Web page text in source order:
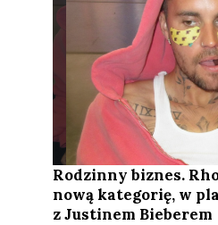
Rodzinny biznes.
nową kategorię, w
z Justinem Bieberem